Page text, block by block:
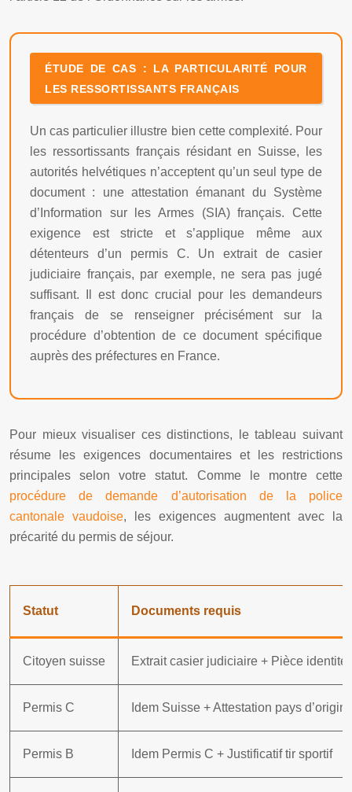
ÉTUDE DE CAS : LA PARTICULARITÉ POUR
LES RESSORTISSANTS FRANÇAIS
Un cas particulier illustre bien cette complexité. Pour
les ressortissants français résidant en Suisse, les
autorités helvétiques n’acceptent qu’un seul type de
document : une attestation émanant du Système
d’Information sur les Armes (SIA) français. Cette
exigence est stricte et s’applique même aux
détenteurs d’un permis C. Un extrait de casier
judiciaire français, par exemple, ne sera pas jugé
suffisant. Il est donc crucial pour les demandeurs
français de se renseigner précisément sur la
procédure d’obtention de ce document spécifique
auprès des préfectures en France.
Pour mieux visualiser ces distinctions, le tableau suivant
résume les exigences documentaires et les restrictions
principales selon votre statut. Comme le montre cette
procédure de demande d’autorisation de la police
cantonale vaudoise, les exigences augmentent avec la
précarité du permis de séjour.
Statut Documents requis
Citoyen suisse Extrait casier judiciaire + Pièce identité
Permis C Idem Suisse + Attestation pays
Permis B Idem Permis C + Justificatif tir sportif